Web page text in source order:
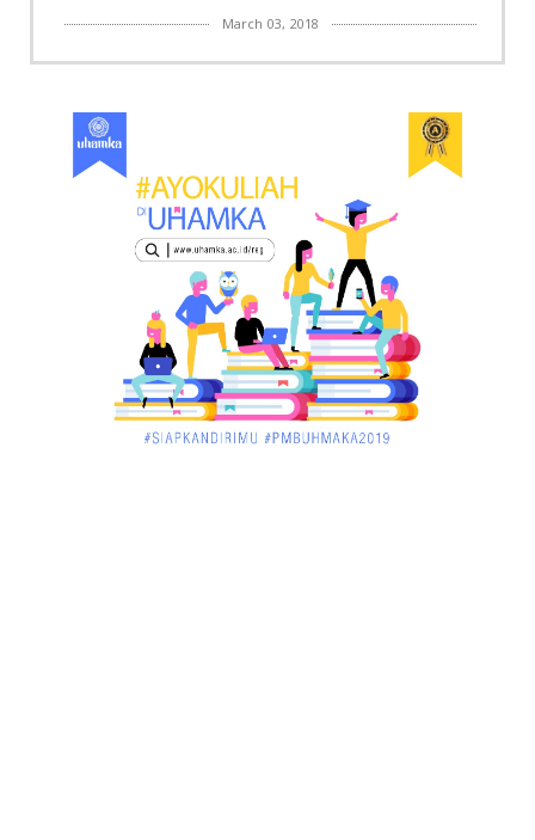
March 03, 2018
KALBAR
KALBAR
Orangutan Masuk ke Asrama Mahasiswi STAI Al-
Haudl Ketapang ....
March 02, 2018
KALBAR
Menelisik Pemadam Kebakaran Swasta di
Pontianak, Bukti ...
March 02, 2018
KALBAR